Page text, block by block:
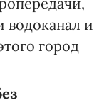
водоканал и
город